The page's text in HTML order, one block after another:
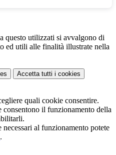
questo utilizzati si avvalgono di
ed utili alle finalità illustrate nella
Accetta tutti i cookies
quali cookie consentire.
consentono il funzionamento della
al funzionamento potete
.